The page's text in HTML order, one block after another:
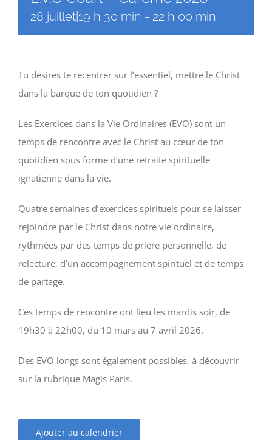
28 juillet|19 h 30 min - 22 h 00 min
Tu désires te recentrer sur l’essentiel, mettre le Christ
dans la barque de ton quotidien ?
Les Exercices dans la Vie Ordinaires (EVO) sont un
temps de rencontre avec le Christ au cœur de ton
quotidien sous forme d’une retraite spirituelle
ignatienne dans la vie.
Quatre semaines d’exercices spirituels pour se laisser
rejoindre par le Christ dans notre vie ordinaire,
rythmées par des temps de prière personnelle, de
relecture, d’un accompagnement spirituel et de temps
de partage.
Ces temps de rencontre ont lieu les mardis soir, de
19h30 à 22h00, du 10 mars au 7 avril 2026.
Des EVO longs sont également possibles, à découvrir
sur la rubrique Magis Paris.
Ajouter au calendrier